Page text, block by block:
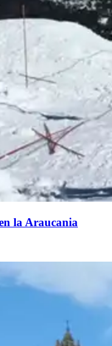
la Araucania